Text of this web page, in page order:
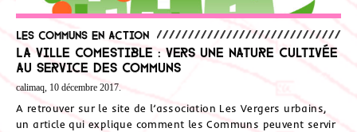
Les communs en action
La ville comestible : vers une nature cultivée
au service des communs
calimaq, 10 décembre 2017.
A retrouver sur le site de l’association Les Vergers urbains,
un article qui explique comment les Communs peuvent servir